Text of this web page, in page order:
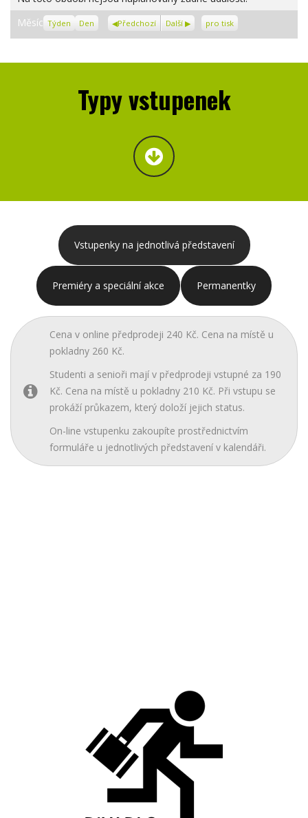
Měsíc Týden Den Předchozí Další Zobrazení
pro tisk
Typy vstupenek
Vstupenky na jednotlivá představení
Premiéry a speciální akce Permanentky
Cena v online předprodeji 240 Kč. Cena na místě u
pokladny 260 Kč.
Studenti a senioři mají v předprodeji vstupné za 190
Kč. Cena na místě u pokladny 210 Kč. Při vstupu se
prokáží průkazem, který doloží jejich status.
On-line vstupenku zakoupíte prostřednictvím
formuláře u jednotlivých představení v kalendáři.